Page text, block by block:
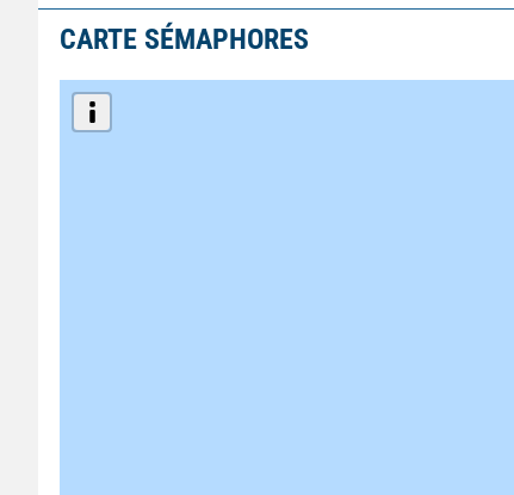
CARTE SÉMAPHORES